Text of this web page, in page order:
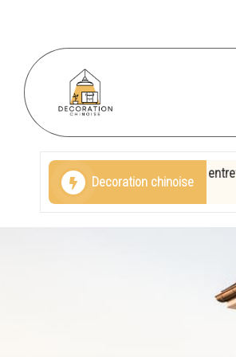
content
D
e
c
Decoration chinoise
: votre expert en entretien de stores et